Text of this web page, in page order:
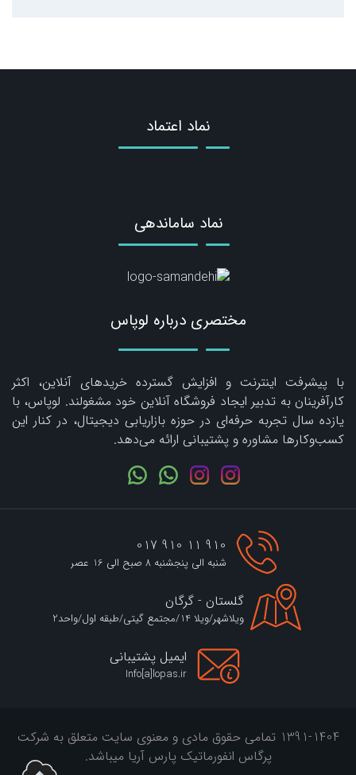
مختصری درباره لوپاس
با پیشرفت اینترنت و افزایش گسترده خریدهای آنلاین، اکثر
کارآفرینان به تدبیر ایجاد فروشگاه آنلاین خود مشغولند. لوپاس، با
یازده سال تجربه حرفه‌ای در حوزه بازاریابی دیجیتال، در کنار این
کسب‌وکارها مشاوره و پشتیبانی ارائه می‌دهد.
نماد اعتماد
نماد ساماندهی
910 11 910 017
شنبه الی پنجشنبه 8 صبح الی 16 عصر
گلستان - گرگان
ویلاشهر/ویلا 14/مجتمع گیتی/طبقه اول/واحد2
ایمیل پشتیبانی
Info[a]lopas.ir
1391-1404 تمامی حقوق مادی و معنوی سایت متعلق به شرکت
پرگاس انفورماتیک پارس آریا میباشد.